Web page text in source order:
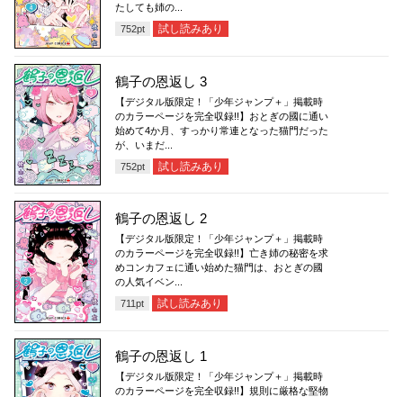
たしても姉の...
752pt 試し読みあり
鶴子の恩返し 3
【デジタル版限定！「少年ジャンプ＋」掲載時
のカラーページを完全収録!!】おとぎの國に通い
始めて4か月、すっかり常連となった猫門だった
が、いまだ...
752pt 試し読みあり
鶴子の恩返し 2
【デジタル版限定！「少年ジャンプ＋」掲載時
のカラーページを完全収録!!】亡き姉の秘密を求
めコンカフェに通い始めた猫門は、おとぎの國
の人気イベン...
711 pt 試し読みあり
鶴子の恩返し 1
【デジタル版限定！「少年ジャンプ＋」掲載時
のカラーページを完全収録!!】規則に厳格な堅物